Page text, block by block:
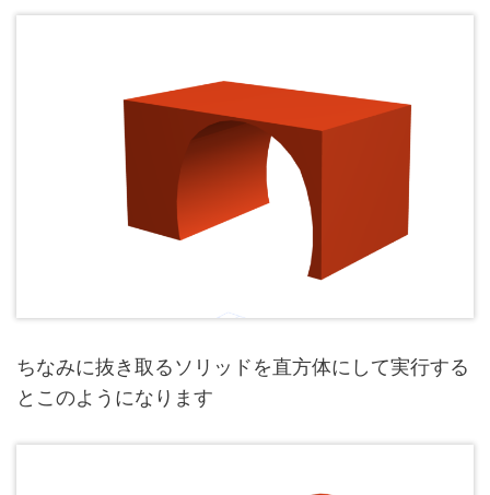
ちなみに抜き取るソリッドを直方体にして実行する
とこのようになります